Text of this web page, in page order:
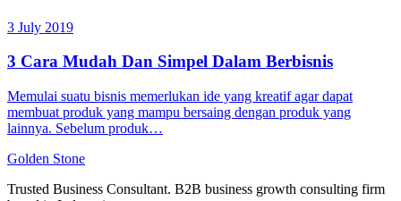
3 July 2019
3 Cara Mudah Dan Simpel Dalam Berbisnis
Memulai suatu bisnis memerlukan ide yang kreatif agar dapat
membuat produk yang mampu bersaing dengan produk yang
lainnya. Sebelum produk…
Golden Stone
Trusted Business Consultant. B2B business growth consulting firm